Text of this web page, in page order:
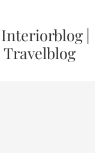
Interiorblog|
Travelblog